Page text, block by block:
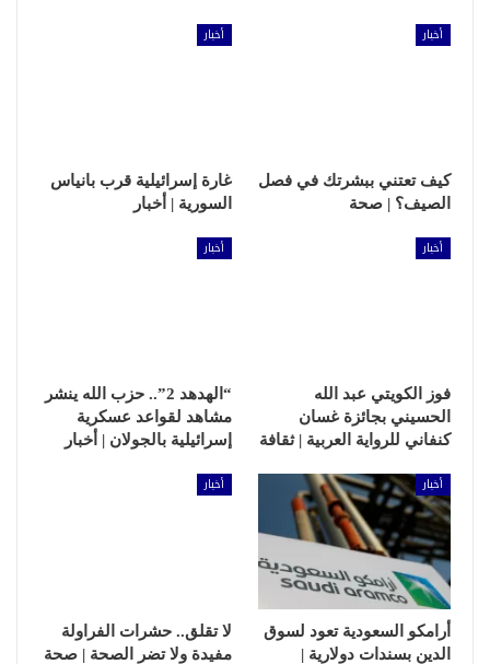
أخبار
كيف تعتني ببشرتك في فصل
الصيف؟ | صحة
أخبار
غارة إسرائيلية قرب بانياس
السورية | أخبار
أخبار
فوز الكويتي عبد الله
الحسيني بجائزة غسان
كنفاني للرواية العربية | ثقافة
أخبار
“الهدهد 2”.. حزب الله ينشر
مشاهد لقواعد عسكرية
إسرائيلية بالجولان | أخبار
أخبار
أرامكو السعودية تعود لسوق
الدين بسندات دولارية |
أخبار
لا تقلق.. حشرات الفراولة
مفيدة ولا تضر الصحة | صحة